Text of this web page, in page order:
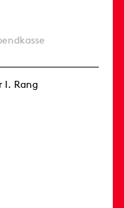
I. Rang